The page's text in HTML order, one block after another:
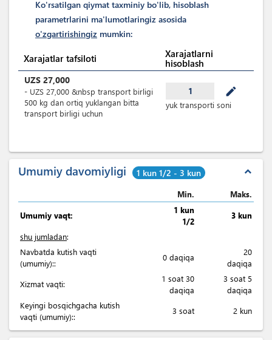
Ko'rsatilgan qiymat taxminiy bo'lib, hisoblash
parametrlarini ma'lumotlaringiz asosida
o'zgartirishingiz mumkin:
Xarajatlar tafsiloti
Xarajatlarni
hisoblash
UZS 27,000
- UZS 27,000 &nbsp transport birligi
500 kg dan ortiq yuklangan bitta
transport birligi uchun
1 mode_edit
yuk transporti soni
Umumiy davomiyligi 1 kun 1/2 - 3 kun expand_less
Min. Maks.
Umumiy vaqt:
1 kun
1/2
3 kun
shu jumladan:
Navbatda kutish vaqti
(umumiy)::
0 daqiqa
20
daqiqa
Xizmat vaqti:
1 soat 30
daqiqa
3 soat 5
daqiqa
Keyingi bosqichgacha kutish
vaqti (umumiy)::
3 soat 2 kun